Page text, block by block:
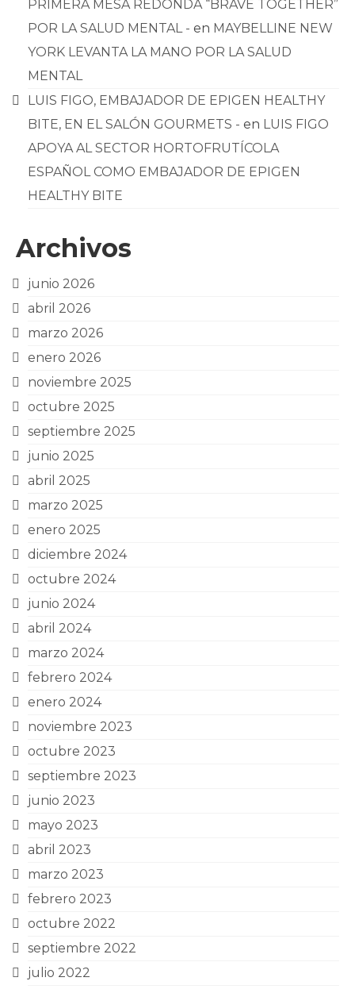
PRIMERA MESA REDONDA “BRAVE TOGETHER”
POR LA SALUD MENTAL - en MAYBELLINE NEW
YORK LEVANTA LA MANO POR LA SALUD
MENTAL
LUIS FIGO, EMBAJADOR DE EPIGEN HEALTHY
BITE, EN EL SALÓN GOURMETS - en LUIS FIGO
APOYA AL SECTOR HORTOFRUTÍCOLA
ESPAÑOL COMO EMBAJADOR DE EPIGEN
HEALTHY BITE
Archivos
junio 2026
abril 2026
marzo 2026
enero 2026
noviembre 2025
octubre 2025
septiembre 2025
junio 2025
abril 2025
marzo 2025
enero 2025
diciembre 2024
octubre 2024
junio 2024
abril 2024
marzo 2024
febrero 2024
enero 2024
noviembre 2023
octubre 2023
septiembre 2023
junio 2023
mayo 2023
abril 2023
marzo 2023
febrero 2023
octubre 2022
septiembre 2022
julio 2022